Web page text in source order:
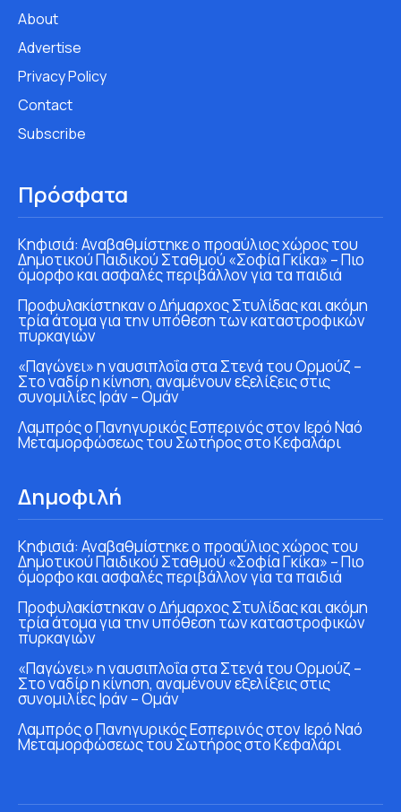
About
Advertise
Privacy Policy
Contact
Subscribe
Πρόσφατα
Κηφισιά: Αναβαθμίστηκε ο προαύλιος χώρος του
Δημοτικού Παιδικού Σταθμού «Σοφία Γκίκα» – Πιο
όμορφο και ασφαλές περιβάλλον για τα παιδιά
Προφυλακίστηκαν ο Δήμαρχος Στυλίδας και ακόμη
τρία άτομα για την υπόθεση των καταστροφικών
πυρκαγιών
«Παγώνει» η ναυσιπλοΐα στα Στενά του Ορμούζ –
Στο ναδίρ η κίνηση, αναμένουν εξελίξεις στις
συνομιλίες Ιράν – Ομάν
Λαμπρός ο Πανηγυρικός Εσπερινός στον Ιερό Ναό
Μεταμορφώσεως του Σωτήρος στο Κεφαλάρι
Δημοφιλή
Κηφισιά: Αναβαθμίστηκε ο προαύλιος χώρος του
Δημοτικού Παιδικού Σταθμού «Σοφία Γκίκα» – Πιο
όμορφο και ασφαλές περιβάλλον για τα παιδιά
Προφυλακίστηκαν ο Δήμαρχος Στυλίδας και ακόμη
τρία άτομα για την υπόθεση των καταστροφικών
πυρκαγιών
«Παγώνει» η ναυσιπλοΐα στα Στενά του Ορμούζ –
Στο ναδίρ η κίνηση, αναμένουν εξελίξεις στις
συνομιλίες Ιράν – Ομάν
Λαμπρός ο Πανηγυρικός Εσπερινός στον Ιερό Ναό
Μεταμορφώσεως του Σωτήρος στο Κεφαλάρι